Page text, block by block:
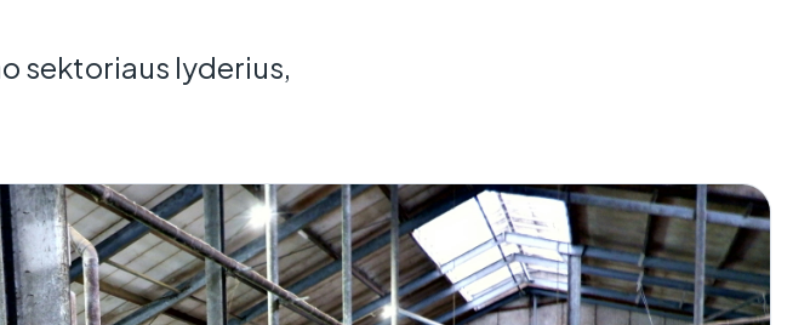
sektoriaus lyderius,